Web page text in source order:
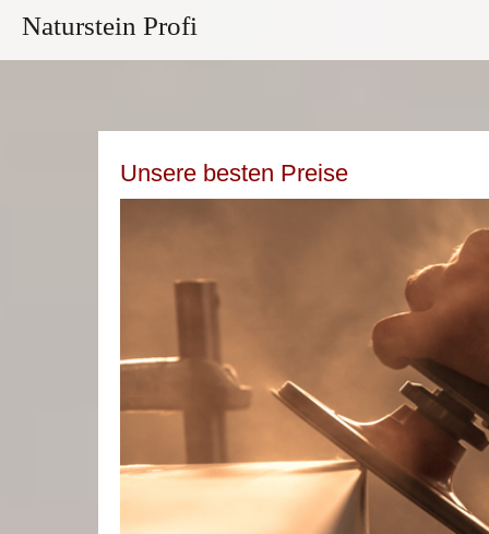
Naturstein Profi
Unsere besten Preise